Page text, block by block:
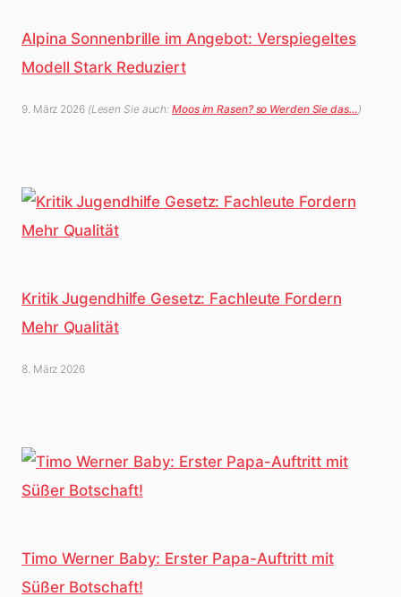
Alpina Sonnenbrille im Angebot: Verspiegeltes
Modell Stark Reduziert
9. März 2026 (Lesen Sie auch:Moos im Rasen? so Werden Sie das…)
Kritik Jugendhilfe Gesetz: Fachleute Fordern
Mehr Qualität
8. März 2026
Timo Werner Baby: Erster Papa-Auftritt mit
Süßer Botschaft!